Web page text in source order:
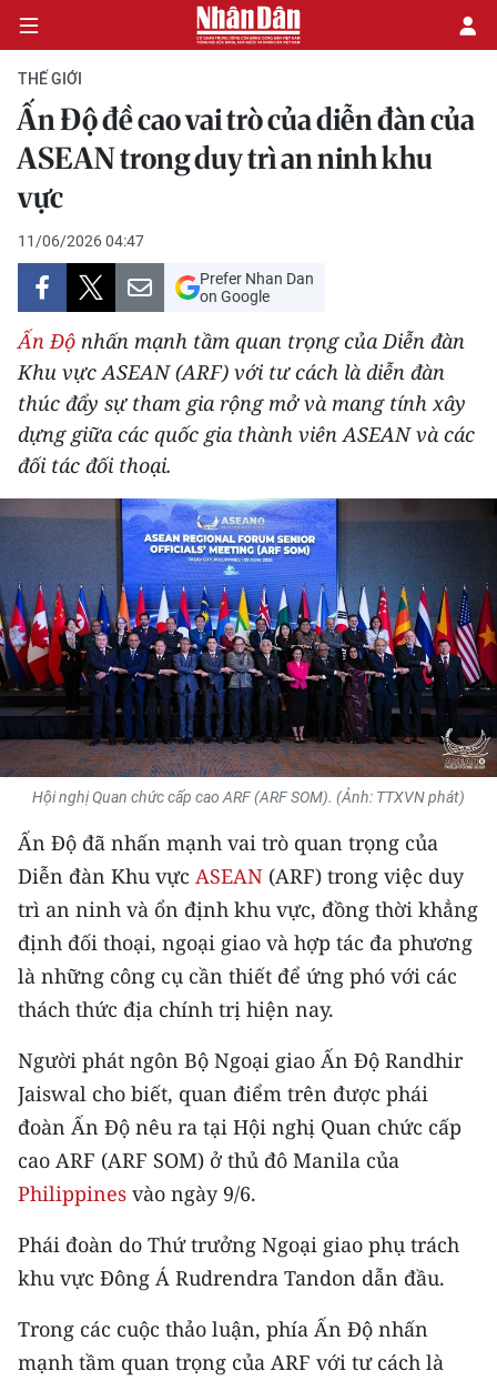
CHÍNH TRỊ
KINH TẾ
VĂN HÓA
XÃ HỘI
PHÁP LUẬT
DU LỊCH
THẾ GIỚI
THỂ THAO
GIÁO DỤC
Y TẾ
KHOA HỌC - CÔNG NGHỆ
MÔI TRƯỜNG
BẠN ĐỌC
KIỂM CHỨNG THÔNG TIN
TRI THỨC CHUYÊN SÂU
54 DÂN TỘC VIỆT NAM
CHƯƠNG TRÌNH OCOP - MỖI XÃ
RADIO
MEDIA CENTER
E-Magazine
Video
Media Kinh tế
THẾ GIỚI
Ấn Độ đề cao vai trò của diễn đàn của
ASEAN trong duy trì an ninh khu
vực
11/06/2026 04:47
Prefer Nhan Dan
on Google
Ấn Độ nhấn mạnh tầm quan trọng của Diễn đàn
Khu vực ASEAN (ARF) với tư cách là diễn đàn
thúc đẩy sự tham gia rộng mở và mang tính xây
dựng giữa các quốc gia thành viên ASEAN và các
đối tác đối thoại.
Hội nghị Quan chức cấp cao ARF (ARF SOM). (Ảnh: TTXVN phát)
Ấn Độ đã nhấn mạnh vai trò quan trọng của
Diễn đàn Khu vực ASEAN (ARF) trong việc duy
trì an ninh và ổn định khu vực, đồng thời khẳng
định đối thoại, ngoại giao và hợp tác đa phương
là những công cụ cần thiết để ứng phó với các
thách thức địa chính trị hiện nay.
Người phát ngôn Bộ Ngoại giao Ấn Độ Randhir
Jaiswal cho biết, quan điểm trên được phái
đoàn Ấn Độ nêu ra tại Hội nghị Quan chức cấp
cao ARF (ARF SOM) ở thủ đô Manila của
Philippines vào ngày 9/6.
Phái đoàn do Thứ trưởng Ngoại giao phụ trách
khu vực Đông Á Rudrendra Tandon dẫn đầu.
Trong các cuộc thảo luận, phía Ấn Độ nhấn
mạnh tầm quan trọng của ARF với tư cách là